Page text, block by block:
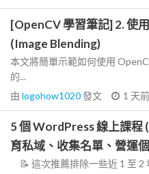
[OpenCV 學習筆記] 2. 使
(Image Blending)
本文將簡單示範如何使用
的...
由 logohow1020發文 1 天前
5 個 WordPress 線上課程
育私域、收集名單、營運
📝 這次推薦排除一些近 1 至 2